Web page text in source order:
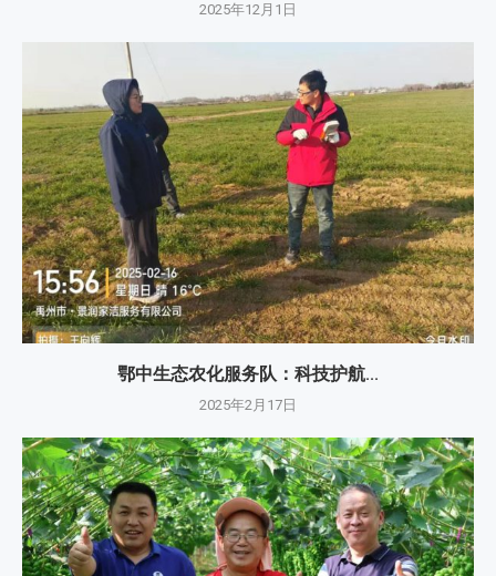
2025年12月1日
鄂中生态农化服务队：科技护航...
2025年2月17日